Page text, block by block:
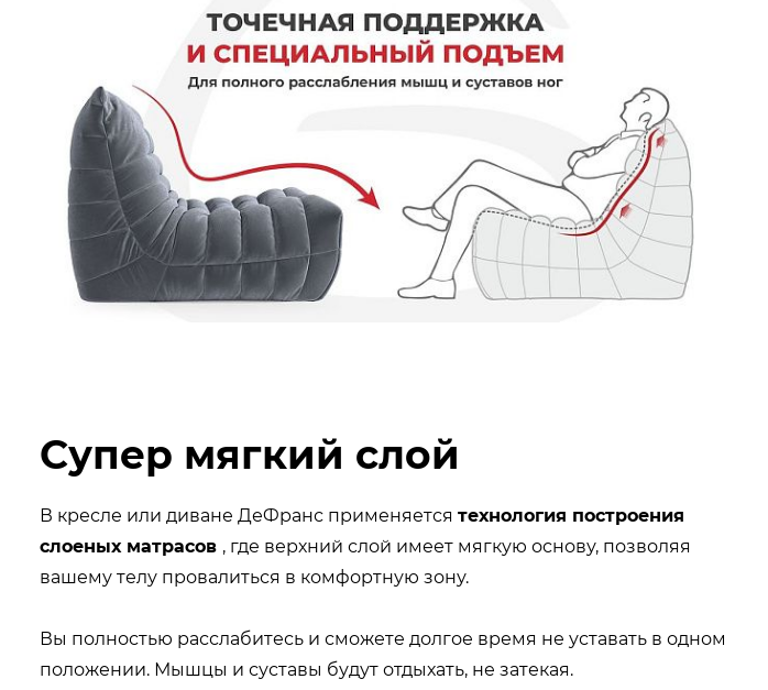
Супер мягкий слой
В кресле или диване ДеФранс применяется технология построения
слоеных матрасов , где верхний слой имеет мягкую основу, позволяя
вашему телу провалиться в комфортную зону.
Вы полностью расслабитесь и сможете долгое время не уставать в одном
положении. Мышцы и суставы будут отдыхать, не затекая.